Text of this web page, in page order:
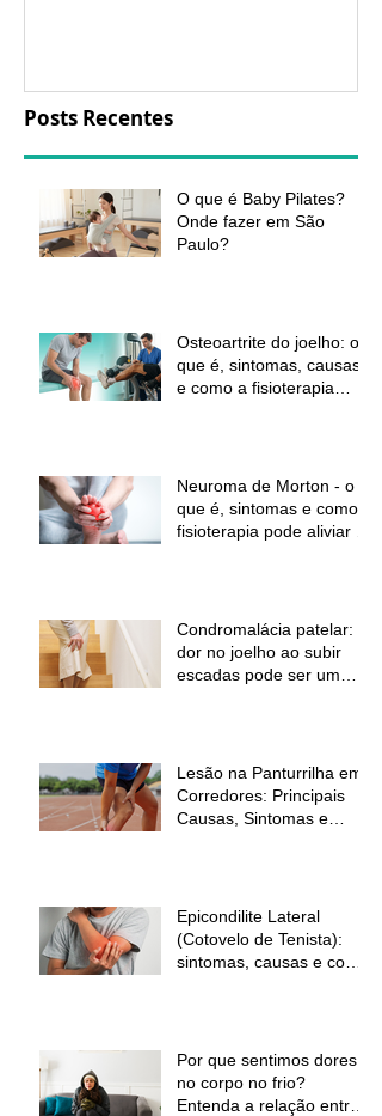
Posts Recentes
O que é Baby Pilates?
Onde fazer em São
Paulo?
Osteoartrite do joelho: o
que é, sintomas, causas
e como a fisioterapia
Neuroma de Morton - o
que é, sintomas e como a
fisioterapia pode aliviar a
Condromalácia patelar:
dor no joelho ao subir
escadas pode ser um
Lesão na Panturrilha em
Corredores: Principais
Causas, Sintomas e
Epicondilite Lateral
(Cotovelo de Tenista):
sintomas, causas e como
Por que sentimos dores
no corpo no frio?
Entenda a relação entre